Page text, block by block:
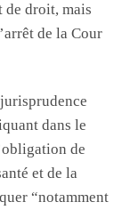
de droit, mais
de la Cour
dans le
de
et de la
“notamment